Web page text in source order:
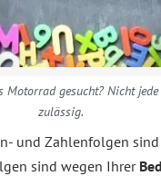
Motorrad gesucht? Nicht
zulässig.
und Zahlenfolgen sind
sind wegen Ihrer